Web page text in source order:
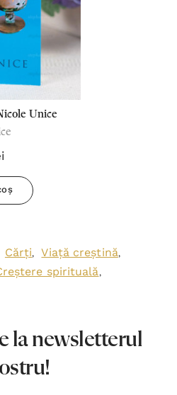
Unice
Cărți, Viață creștină,
spirituală,
la newsletterul